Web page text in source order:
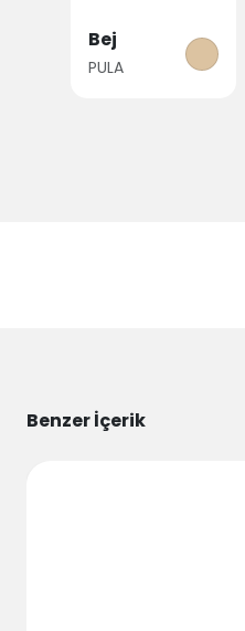
Bej
PULA
Benzer İçerik